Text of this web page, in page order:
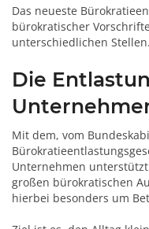
Das neueste
bürokratischer
unterschiedlichen Stellen.
Die
Mit dem, vom
Unternehmen
großen bürokratischen
hierbei besonders um